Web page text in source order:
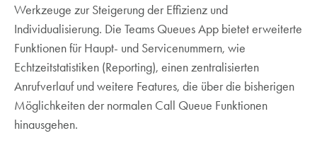
Werkzeuge zur Steigerung der Effizienz und
Individualisierung. Die Teams Queues App bietet erweiterte
Funktionen für Haupt- und Servicenummern, wie
Echtzeitstatistiken (Reporting), einen zentralisierten
Anrufverlauf und weitere Features, die über die bisherigen
Möglichkeiten der normalen Call Queue Funktionen
hinausgehen.